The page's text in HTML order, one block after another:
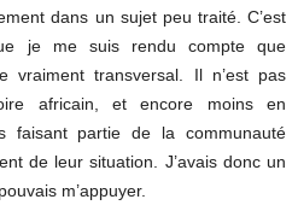
dans un sujet peu traité. C’est
je me suis rendu compte que
vraiment transversal. Il n’est pas
africain, et encore moins en
faisant partie de la communauté
de leur situation. J’avais donc un
m’appuyer.